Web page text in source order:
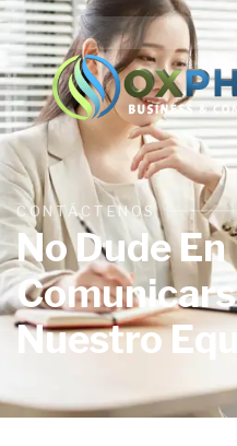
CONTÁCTENOS
No Dude En
Nuestro